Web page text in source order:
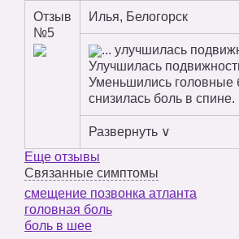
Отзыв
№5
Илья, Белогорск
... улучшилась
Улучшилась
Уменьшились головные
снизилась боль в спине.
Развернуть ∨
Еще отзывы
Связанные симптомы
смещение позвонка атланта
головная боль
боль в шее